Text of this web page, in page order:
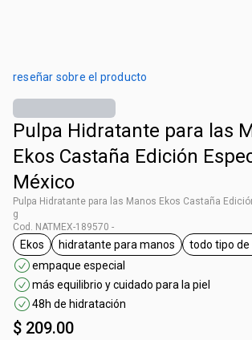
reseñar sobre el producto
Pulpa Hidratante para las
Ekos Castaña Edición
México
Pulpa Hidratante para las Manos Ekos Castaña
g
Cod. NATMEX-189570 -
etiqueta Ekos
Ekos
etiqueta hidratante para
hidratante para manos
todo tipo de
empaque especial
más equilibrio y cuidado para la piel
48h de hidratación
$ 209.00